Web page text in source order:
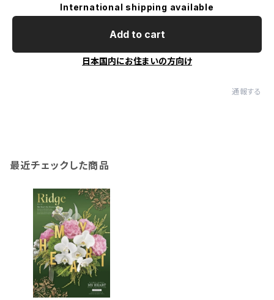
International shipping available
Add to cart
日本国内にお住まいの方向け
通報する
最近チェックした商品